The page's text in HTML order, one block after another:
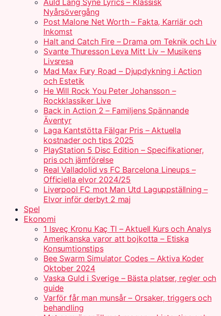
Auld Lang Syne Lyrics – Klassisk
Nyårsövergång
Post Malone Net Worth – Fakta, Karriär och
Inkomst
Halt and Catch Fire – Drama om Teknik och Liv
Svante Thuresson Leva Mitt Liv – Musikens
Livsresa
Mad Max Fury Road – Djupdykning i Action
och Estetik
He Will Rock You Peter Johansson –
Rockklassiker Live
Back in Action 2 – Familjens Spännande
Äventyr
Laga Kantstötta Fälgar Pris – Aktuella
kostnader och tips 2025
PlayStation 5 Disc Edition – Specifikationer,
pris och jämförelse
Real Valladolid vs FC Barcelona Lineups –
Officiella elvor 2024/25
Liverpool FC mot Man Utd Laguppställning –
Elvor inför derbyt 2 maj
Spel
Ekonomi
1 Isveç Kronu Kaç Tl – Aktuell Kurs och Analys
Amerikanska varor att bojkotta – Etiska
Konsumtionstips
Bee Swarm Simulator Codes – Aktiva Koder
Oktober 2024
Vaska Guld i Sverige – Bästa platser, regler och
guide
Varför får man munsår – Orsaker, triggers och
behandling